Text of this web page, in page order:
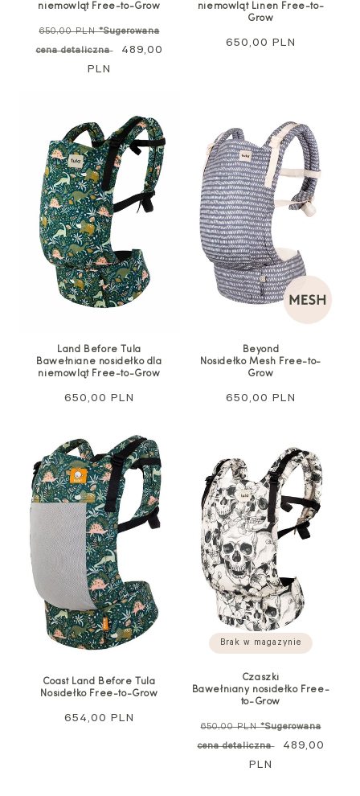
niemowląt Free-to-Grow
Cena
regularna
650,00 PLN*Sugerowana
cena detaliczna
Cena
489,00
PLN
niemowląt Linen Free-to-
Grow
Cena
650,00 PLN
Land Before Tula
Bawełniane nosidełko dla
niemowląt Free-to-Grow
Cena
650,00 PLN
Beyond
Nosidełko Mesh Free-to-
Grow
Cena
650,00 PLN
Coast Land Before Tula
Nosidełko Free-to-Grow
Cena
654,00 PLN
Brak w magazynie
Czaszki
Bawełniany nosidełko Free-
to-Grow
Cena
regularna
650,00 PLN*Sugerowana
cena detaliczna
Cena
489,00
PLN